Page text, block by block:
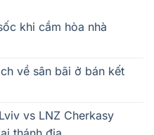
khi cầm hòa nhà
về sân bãi ở bán kết
vs LNZ Cherkasy